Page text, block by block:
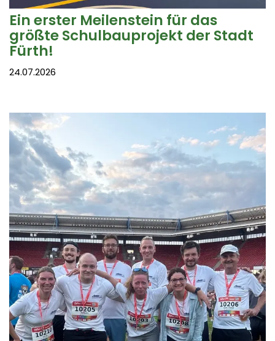
Ein erster Meilenstein für das
größte Schulbauprojekt der Stadt
Fürth!
24.07.2026